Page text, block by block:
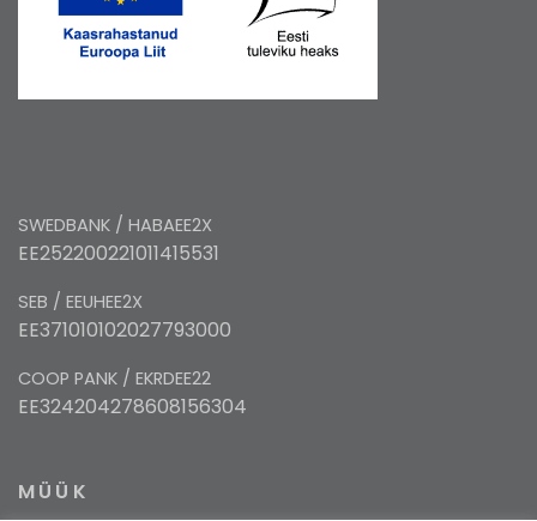
SWEDBANK / HABAEE2X
EE252200221011415531
SEB / EEUHEE2X
EE371010102027793000
COOP PANK / EKRDEE22
EE324204278608156304
MÜÜK